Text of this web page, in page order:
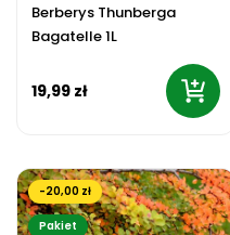
Berberys Thunberga
Bagatelle 1L
19,99 zł
-20,00 zł
Pakiet